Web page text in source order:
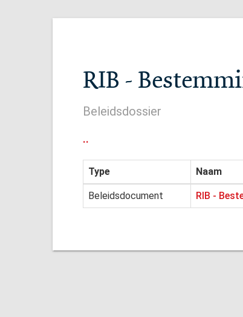
RIB -
Beleidsdossier
..
Type Naam
Beleidsdocument RIB -